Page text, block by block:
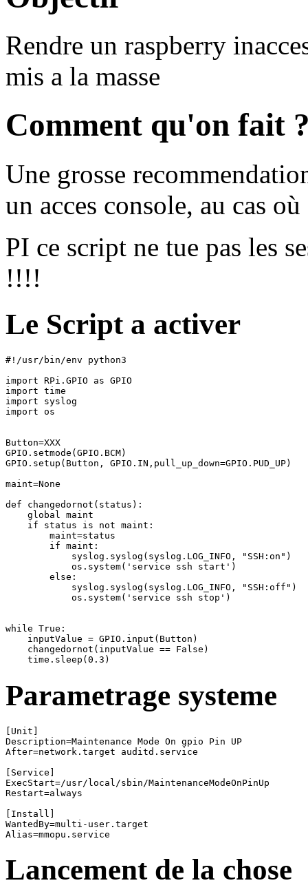
Rendre un raspberry
mis a la masse
Comment qu'on fait
Une grosse
un acces console, au cas où
PI ce script ne tue pas les
!!!!
Le Script a activer
#!/usr/bin/env python3
import RPi.GPIO as GPIO
import time
import syslog
import os
Button=XXX
GPIO.setmode(GPIO.BCM)
GPIO.setup(Button, GPIO.IN,pull_up_down=GPIO.PUD_UP)
maint=None
def changedornot(status):
    global maint
    if status is not maint:
        maint=status
        if maint:
            syslog.syslog(syslog.LOG_INFO, "SSH:on")
            os.system('service ssh start')
        else:
            syslog.syslog(syslog.LOG_INFO, "SSH:off")
            os.system('service ssh stop')
while True:
    inputValue = GPIO.input(Button)
    changedornot(inputValue == False)
    time.sleep(0.3)
Parametrage systeme
[Unit]
Description=Maintenance Mode On gpio Pin UP
After=network.target auditd.service
[Service]
ExecStart=/usr/local/sbin/MaintenanceModeOnPinUp
Restart=always
[Install]
WantedBy=multi-user.target
Alias=mmopu.service
Lancement de la chose